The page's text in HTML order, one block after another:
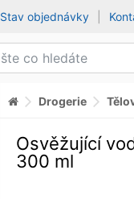
Stav objednávky
Drogerie
Osvěžující
300 ml